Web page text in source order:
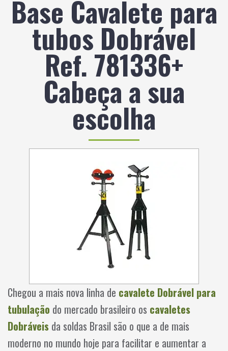
Base Cavalete para
tubos Dobrável
Ref. 781336+
Cabeça a sua
escolha
Chegou a mais nova linha de cavalete Dobrável para
tubulação do mercado brasileiro os cavaletes
Dobráveis da soldas Brasil são o que a de mais
moderno no mundo hoje para facilitar e aumentar a